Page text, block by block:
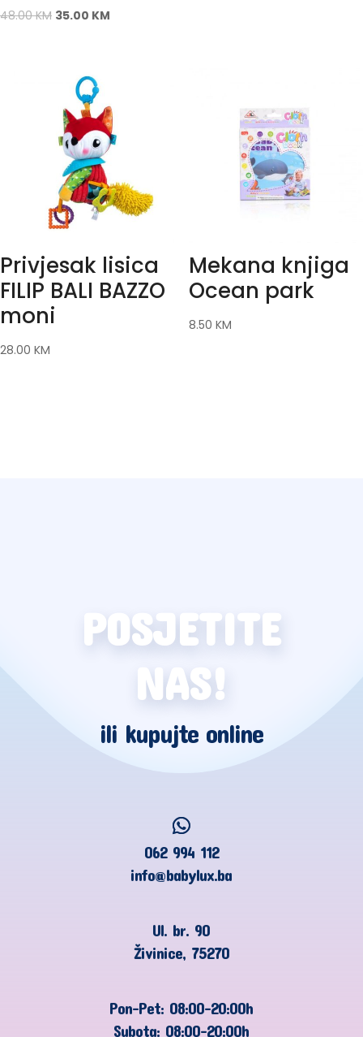
48.00KM 35.00 KM
Privjesak lisica
FILIP BALI BAZZO
moni
28.00 KM
Mekana knjiga
Ocean park
8.50 KM
POSJETITE
NAS!
ili kupujte online
062 994 112
info@babylux.ba
Ul. br. 90
Živinice, 75270
Pon-Pet: 08:00-20:00h
Subota: 08:00-20:00h